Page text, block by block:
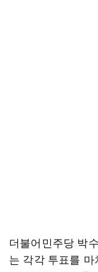
더불어민주당 박
는 각각 투표를